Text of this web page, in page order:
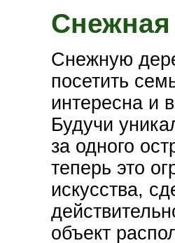
Снежную
посетить
интересна и
Будучи
за одного
теперь это
искусства,
объект